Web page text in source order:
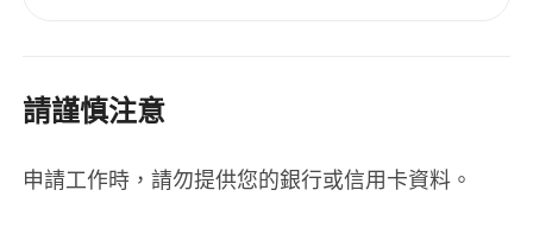
請謹慎注意
申請工作時，請勿提供您的銀行或信用卡資料。